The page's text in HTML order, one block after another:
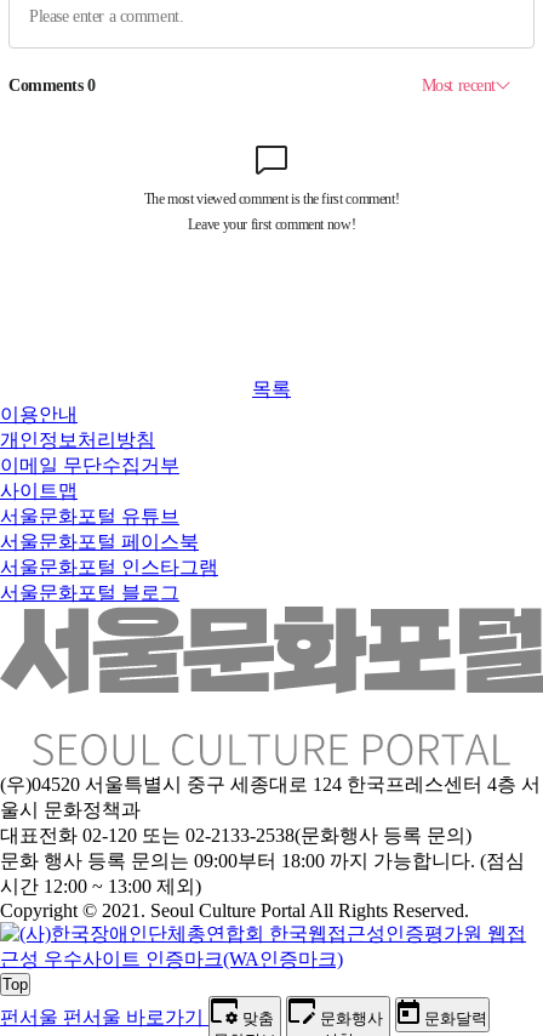
목록
이용안내
개인정보처리방침
이메일 무단수집거부
사이트맵
서울문화포털 유튜브
서울문화포털 페이스북
서울문화포털 인스타그램
서울문화포털 블로그
(우)04520 서울특별시 중구 세종대로 124 한국프레스센터 4층 서
울시 문화정책과
대표전화 02-120 또는 02-2133-2538(문화행사 등록 문의)
문화 행사 등록 문의는 09:00부터 18:00 까지 가능합니다. (점심
시간 12:00 ~ 13:00 제외)
Copyright © 2021. Seoul Culture Portal All Rights Reserved.
Top
펀서울 펀서울 바로가기
맞춤
문화행사
문화달력